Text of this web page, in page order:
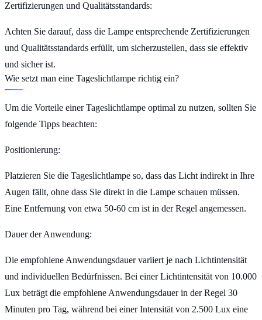
Zertifizierungen und Qualitätsstandards:
Achten Sie darauf, dass die Lampe entsprechende Zertifizierungen
und Qualitätsstandards erfüllt, um sicherzustellen, dass sie effektiv
und sicher ist.
Wie setzt man eine Tageslichtlampe richtig ein?
Um die Vorteile einer Tageslichtlampe optimal zu nutzen, sollten Sie
folgende Tipps beachten:
Positionierung:
Platzieren Sie die Tageslichtlampe so, dass das Licht indirekt in Ihre
Augen fällt, ohne dass Sie direkt in die Lampe schauen müssen.
Eine Entfernung von etwa 50-60 cm ist in der Regel angemessen.
Dauer der Anwendung:
Die empfohlene Anwendungsdauer variiert je nach Lichtintensität
und individuellen Bedürfnissen. Bei einer Lichtintensität von 10.000
Lux beträgt die empfohlene Anwendungsdauer in der Regel 30
Minuten pro Tag, während bei einer Intensität von 2.500 Lux eine